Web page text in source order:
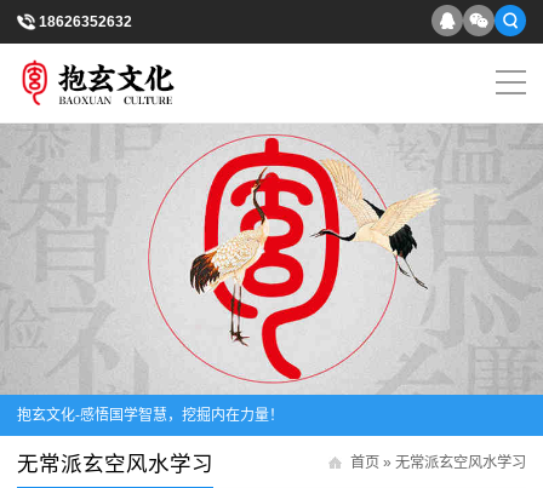
18626352632
抱玄文化-感悟国学智慧，挖掘内在力量！
首页 » 无常派玄空风水学习
无常派玄空风水学习